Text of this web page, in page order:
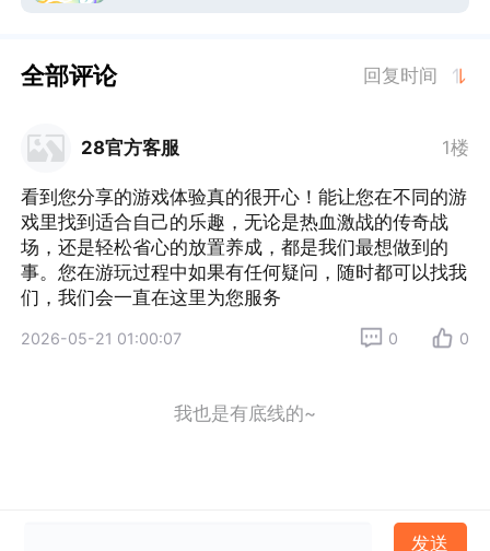
全部评论 回复时间
28官方客服 1楼
看到您分享的游戏体验真的很开心！能让您在不同的游
戏里找到适合自己的乐趣，无论是热血激战的传奇战
场，还是轻松省心的放置养成，都是我们最想做到的
事。您在游玩过程中如果有任何疑问，随时都可以找我
们，我们会一直在这里为您服务
2026-05-21 01:00:07 0 0
我也是有底线的~
发送